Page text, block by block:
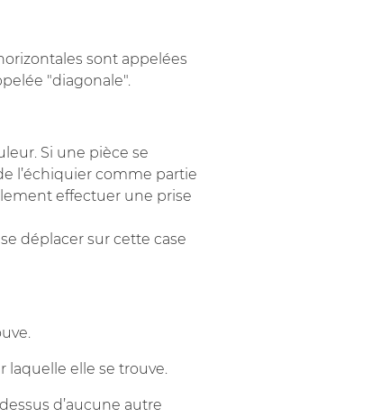
sont appelées
"diagonale".
Si une pièce se
l’échiquier comme partie
effectuer une prise
déplacer sur cette case
laquelle elle se trouve.
d’aucune autre